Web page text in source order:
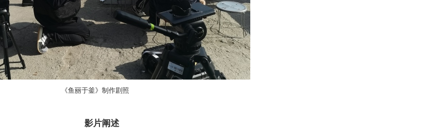
《鱼丽于釜》制作剧照
影片阐述